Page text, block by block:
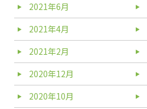
2021年6月
2021年4月
2021年2月
2020年12月
2020年10月